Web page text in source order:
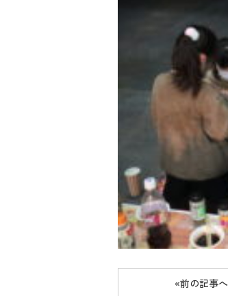
«前の記事へ